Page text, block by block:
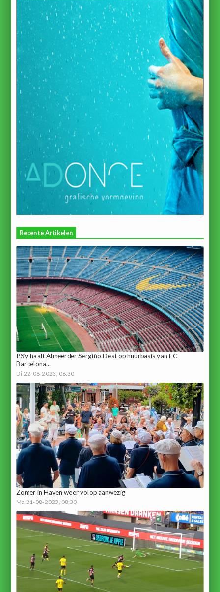
Recente Artikelen
PSV haalt Almeerder Sergiño Dest op huurbasis van FC
Barcelona...
Di 22-08-2023, 08:30
Zomer in Haven weer volop aanwezig
Ma 21-08-2023, 08:30